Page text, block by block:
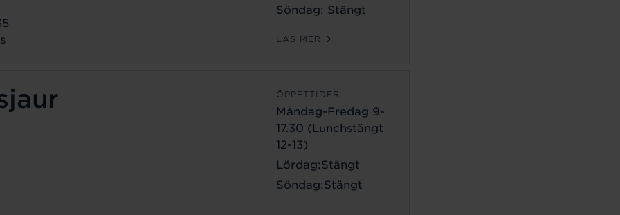
Söndag: Stängt
LÄS MER
ÖPPETTIDER
Måndag-Fredag 9-
17.30 (Lunchstängt
12-13)
Lördag:Stängt
Söndag:Stängt